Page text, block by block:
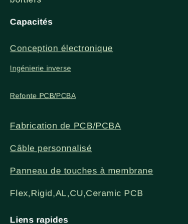
considérablement la
consommation
d'électricité par rapport
aux radiateurs
électriques
conventionnels.
d'énergie 100 %
nécessaire. Peut être
encastré, monté au
mur ou autoportant
pour s'intégrer
parfaitement à la
décoration moderne et
l'espace.
énergétique.
Capacités
Conception électronique
Ingénierie inverse
Refonte PCB/PCBA
Fabrication de PCB/PCBA
Câble personnalisé
Panneau de touches à membrane
Flex,Rigid,AL,CU,Ceramic PCB
Liens rapides